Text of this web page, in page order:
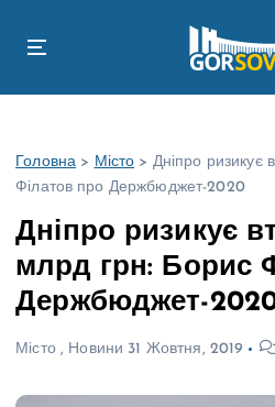
Головна > Місто > Дніпро ризикує
Філатов про Держбюджет-2020
Дніпро ризикує
млрд грн: Борис
Держбюджет-
Місто, Новини 31 Жовтня, 2019